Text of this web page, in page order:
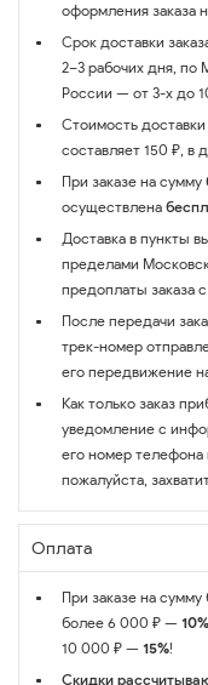
оформления заказа
Срок доставки
2–3 рабочих дня, по
России — от 3-х до
Стоимость
составляет 150 ₽, в
При заказе на сумму
осуществлена
Доставка в пункты
пределами
предоплаты заказа
После передачи
трек-номер
его передвижение
Как только заказ
уведомление с
его номер телефона
пожалуйста,
Оплата
При заказе на
более 6 000 ₽ — 10%
10 000 ₽ — 15%!
Скидки